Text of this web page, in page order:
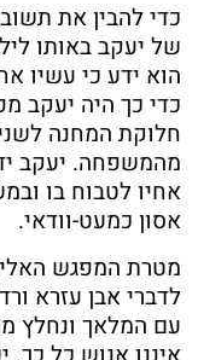
כדי להבין את
של יעקב באותו
הוא ידע כי עשיו
כדי כך היה יעקב
חלוקת המחנה
מהמשפחה. יעקב
אחיו לטבוח בו
אסון כמעט-וודאי.
מטרת המפגש
לדברי אבן עזרא
עם המלאך ונחלץ